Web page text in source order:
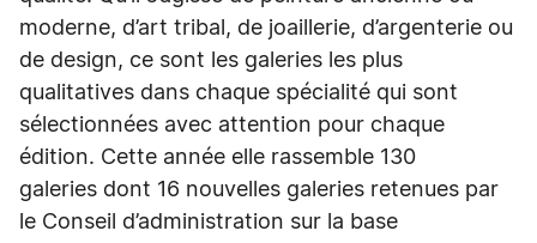
moderne, d’art tribal, de joaillerie, d’argenterie ou
de design, ce sont les galeries les plus
qualitatives dans chaque spécialité qui sont
sélectionnées avec attention pour chaque
édition. Cette année elle rassemble 130
galeries dont 16 nouvelles galeries retenues par
le Conseil d’administration sur la base